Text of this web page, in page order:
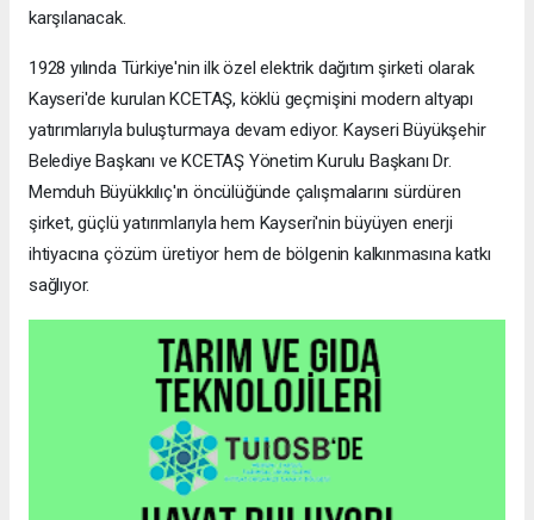
karşılanacak.
1928 yılında Türkiye'nin ilk özel elektrik dağıtım şirketi olarak
Kayseri'de kurulan KCETAŞ, köklü geçmişini modern altyapı
yatırımlarıyla buluşturmaya devam ediyor. Kayseri Büyükşehir
Belediye Başkanı ve KCETAŞ Yönetim Kurulu Başkanı Dr.
Memduh Büyükkılıç'ın öncülüğünde çalışmalarını sürdüren
şirket, güçlü yatırımlarıyla hem Kayseri'nin büyüyen enerji
ihtiyacına çözüm üretiyor hem de bölgenin kalkınmasına katkı
sağlıyor.